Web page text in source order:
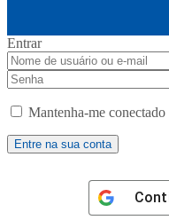
Entrar
Mantenha-me conectado